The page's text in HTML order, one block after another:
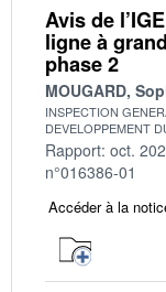
Avis de
ligne à
phase 2
MOUGARD,
INSPECTION
DEVELOPPEMENT
Rapport: oct.
n°016386-01
Accéder à la